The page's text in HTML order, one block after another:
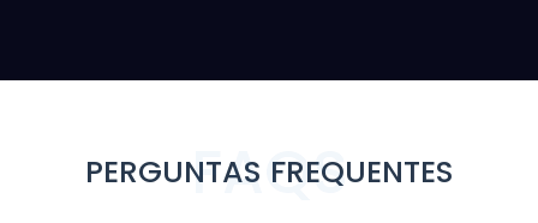
PERGUNTAS FREQUENTES
FAQS